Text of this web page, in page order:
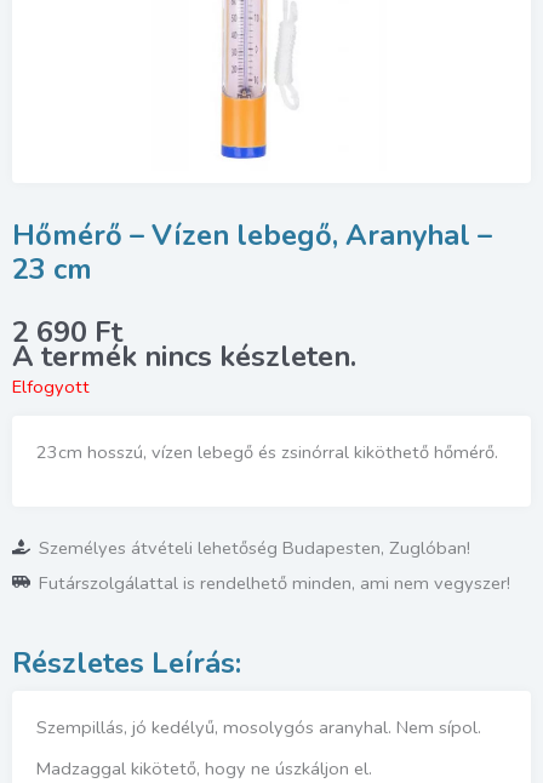
Hőmérő – Vízen lebegő, Aranyhal –
23 cm
2 690 Ft
Elfogyott
23cm hosszú, vízen lebegő és zsinórral kiköthető hőmérő.
Személyes átvételi lehetőség Budapesten, Zuglóban!
Futárszolgálattal is rendelhető minden, ami nem vegyszer!
Szempillás, jó kedélyű, mosolygós aranyhal. Nem sípol.
Madzaggal kikötető, hogy ne úszkáljon el.